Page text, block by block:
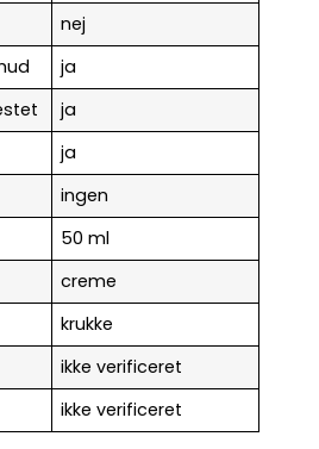
nej
ja
ja
ja
ingen
50 ml
creme
krukke
ikke verificeret
ikke verificeret